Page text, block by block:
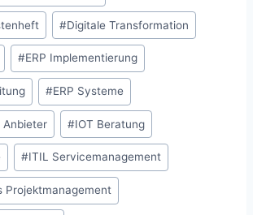
#Digitale Transformation
#ERP Implementierung
#ERP Systeme
Anbieter #IOT Beratung
#ITIL Servicemanagement
Projektmanagement